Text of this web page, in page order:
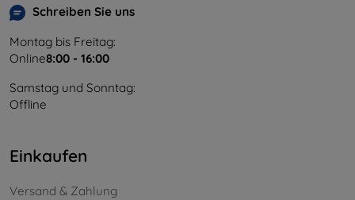
Schreiben Sie uns
Montag bis Freitag:
Online8:00 - 16:00
Samstag und Sonntag:
Offline
Einkaufen
Versand & Zahlung